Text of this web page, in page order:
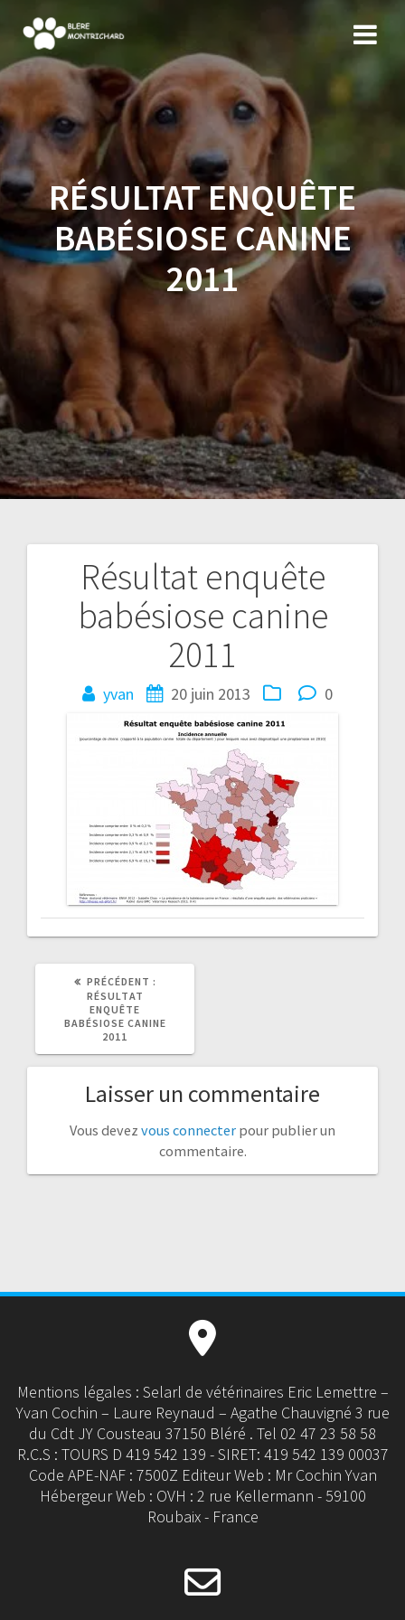
content
RÉSULTAT ENQUÊTE
BABÉSIOSE CANINE
2011
Résultat enquête
babésiose canine
2011
yvan 20 juin 2013 0
Navigation
PRÉCÉDENT :
RÉSULTAT
ENQUÊTE
BABÉSIOSE CANINE
2011
Laisser un commentaire
Vous devez vous connecter pour publier un
commentaire.
Mentions légales : Selarl de vétérinaires Eric Lemettre –
Yvan Cochin – Laure Reynaud – Agathe Chauvigné 3 rue
du Cdt JY Cousteau 37150 Bléré . Tel 02 47 23 58 58
R.C.S : TOURS D 419 542 139 - SIRET: 419 542 139 00037
Code APE-NAF : 7500Z Editeur Web : Mr Cochin Yvan
Hébergeur Web : OVH : 2 rue Kellermann - 59100
Roubaix - France